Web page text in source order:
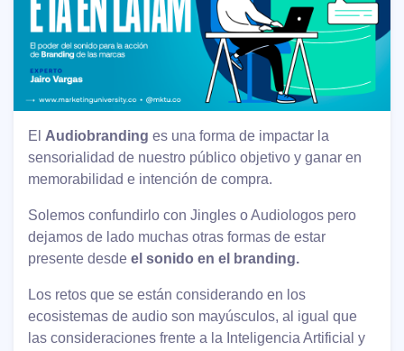
El Audiobranding es una forma de impactar la
sensorialidad de nuestro público objetivo y ganar en
memorabilidad e intención de compra.
Solemos confundirlo con Jingles o Audiologos pero
dejamos de lado muchas otras formas de estar
presente desde el sonido en el branding.
Los retos que se están considerando en los
ecosistemas de audio son mayúsculos, al igual que
las consideraciones frente a la Inteligencia Artificial y